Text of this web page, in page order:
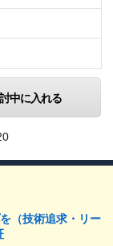
中に入れる
（技術追求・リー